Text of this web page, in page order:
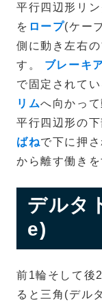
平行四辺形リ
を ロープ(ケー
側に動き左右
す。 ブレーキ
で固定されて
リムへ向かって
平行四辺形の
ばねで下に押
から離す働きを
デルタ
e)
前1輪そして後
ると三角(デル